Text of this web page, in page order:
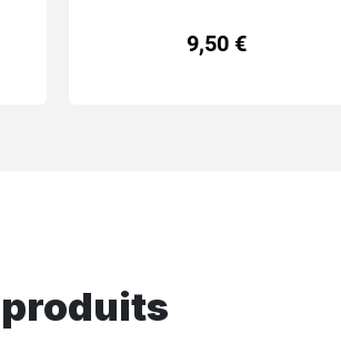
découpe Laser EQUIPE
9,50 €
produits